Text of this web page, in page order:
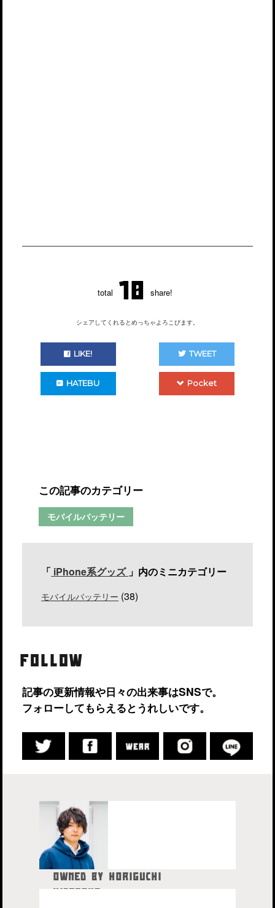
total 10 share!
シェアしてくれるとめっちゃよろこびます。
LIKE! TWEET
HATEBU Pocket
この記事のカテゴリー
モバイルバッテリー
「 iPhone系グッズ 」内のミニカテゴリー
モバイルバッテリー (38)
FOLLOW
記事の更新情報や日々の出来事はSNSで。
フォローしてもらえるとうれしいです。
OWNED BY HORIGUCHI